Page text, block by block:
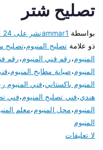
تصليح شتر
بواسطة ammar1نشر على 24 أبريل، 2021
ذو علامة تصليح المنيوم،تصليح
المنيوم،رقم فني المنيوم،رقم
المنيوم،صيانة مطابخ المنيوم،
المنيوم باكستاني،فني المنيوم
هندي،فني تصليح المنيوم،فني
المنيوم،محل المنيوم،معلم
المنيوم
لا تعليقات